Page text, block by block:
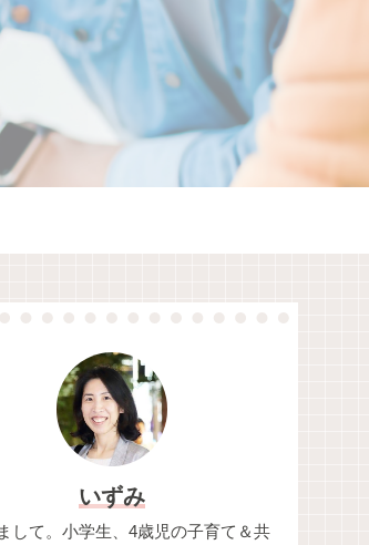
いずみ
して。小学生、4歳児の子育て＆共